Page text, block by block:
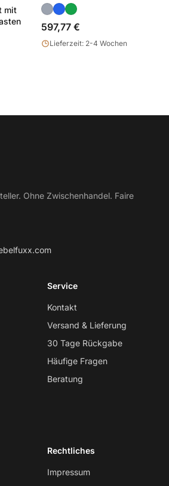
mit
597,77 €
Lieferzeit: 2-4 Wochen
Ohne Zwischenhandel. Faire
Service
Kontakt
Versand & Lieferung
30 Tage Rückgabe
Häufige Fragen
Beratung
Rechtliches
Impressum